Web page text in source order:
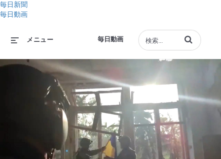
毎日新聞
毎日動画
毎日動画
メニュー 動画の検索語句
Play